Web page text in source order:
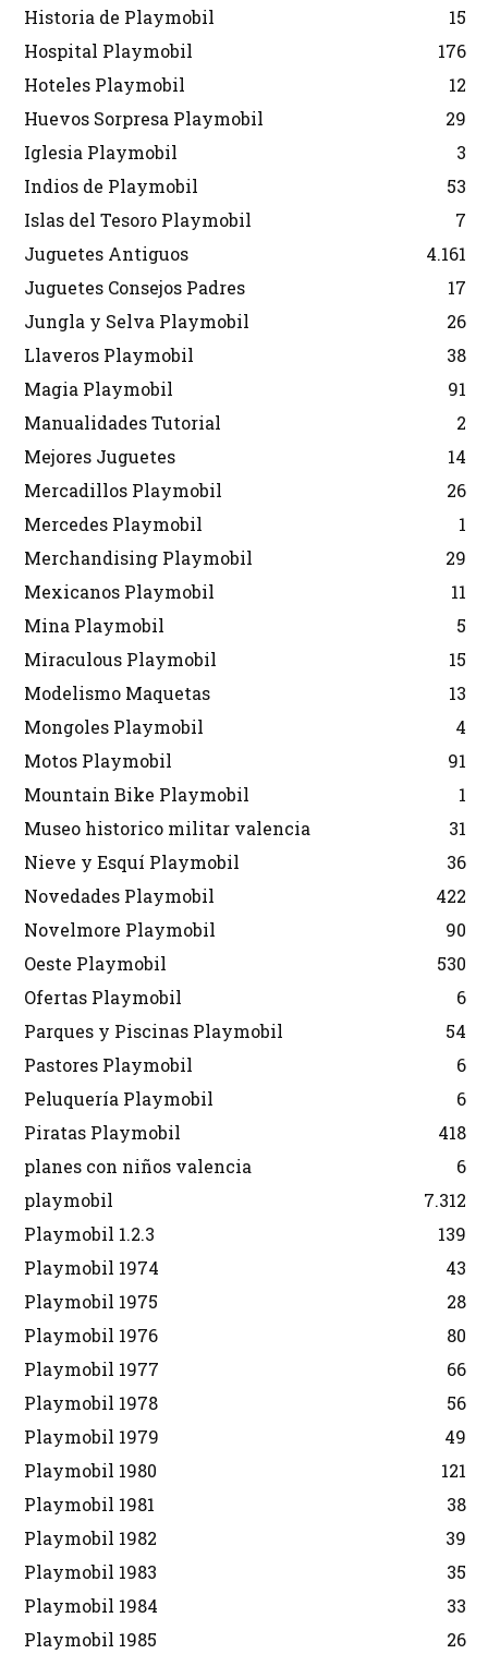
Historia de Playmobil
15
Hospital Playmobil
176
Hoteles Playmobil
12
Huevos Sorpresa Playmobil
29
Iglesia Playmobil
3
Indios de Playmobil
53
Islas del Tesoro Playmobil
7
Juguetes Antiguos
4.161
Juguetes Consejos Padres
17
Jungla y Selva Playmobil
26
Llaveros Playmobil
38
Magia Playmobil
91
Manualidades Tutorial
2
Mejores Juguetes
14
Mercadillos Playmobil
26
Mercedes Playmobil
1
Merchandising Playmobil
29
Mexicanos Playmobil
11
Mina Playmobil
5
Miraculous Playmobil
15
Modelismo Maquetas
13
Mongoles Playmobil
4
Motos Playmobil
91
Mountain Bike Playmobil
1
Museo historico militar valencia
31
Nieve y Esquí Playmobil
36
Novedades Playmobil
422
Novelmore Playmobil
90
Oeste Playmobil
530
Ofertas Playmobil
6
Parques y Piscinas Playmobil
54
Pastores Playmobil
6
Peluquería Playmobil
6
Piratas Playmobil
418
planes con niños valencia
6
playmobil
7.312
Playmobil 1.2.3
139
Playmobil 1974
43
Playmobil 1975
28
Playmobil 1976
80
Playmobil 1977
66
Playmobil 1978
56
Playmobil 1979
49
Playmobil 1980
121
Playmobil 1981
38
Playmobil 1982
39
Playmobil 1983
35
Playmobil 1984
33
Playmobil 1985
26